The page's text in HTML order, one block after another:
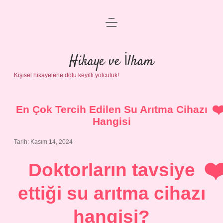
Anasayfa
Gizlilik Politikası
Yasal Uyarı
menüyü
Hikaye ve İlham
Kişisel hikayelerle dolu keyifli yolculuk!
En Çok Tercih Edilen Su Arıtma Cihazı
Hangisi
Tarih: Kasım 14, 2024
Doktorların tavsiye
ettiği su arıtma cihazı
hangisi?